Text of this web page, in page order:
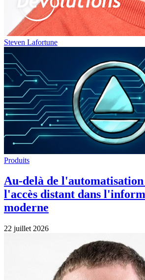
Steven Lafortune
Produits
Au-delà de
l'accès distant dans
moderne
22 juillet 2026